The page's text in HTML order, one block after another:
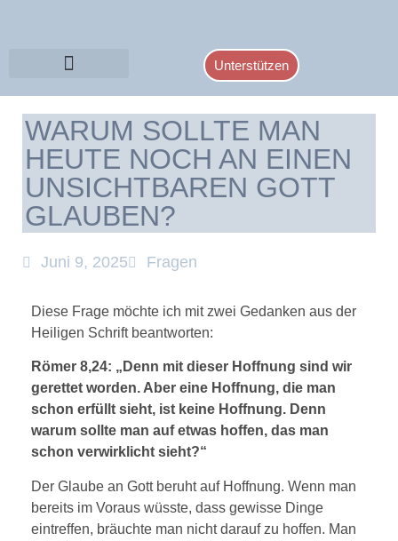
Unterstützen
WARUM SOLLTE MAN
HEUTE NOCH AN EINEN
UNSICHTBAREN GOTT
GLAUBEN?
Juni 9, 2025 Fragen
Diese Frage möchte ich mit zwei Gedanken aus der
Heiligen Schrift beantworten:
Römer 8,24: „Denn mit dieser Hoffnung sind wir
gerettet worden. Aber eine Hoffnung, die man
schon erfüllt sieht, ist keine Hoffnung. Denn
warum sollte man auf etwas hoffen, das man
schon verwirklicht sieht?“
Der Glaube an Gott beruht auf Hoffnung. Wenn man
bereits im Voraus wüsste, dass gewisse Dinge
eintreffen, bräuchte man nicht darauf zu hoffen. Man